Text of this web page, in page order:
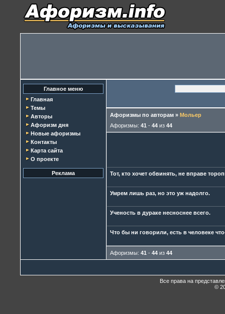
Главное меню
Главная
Темы
Авторы
Афоризм дня
Новые афоризмы
Контакты
Карта сайта
О проекте
Реклама
Афоризмы по авторам » Мольер
Афоризмы: 41 - 44 из 44
Тот, кто хочет обвинять, не вправе
Умрем лишь раз, но это уж надолго.
Ученость в дураке несноснее всего.
Что бы ни говорили, есть в человеке
Афоризмы: 41 - 44 из 44
Все права на
©